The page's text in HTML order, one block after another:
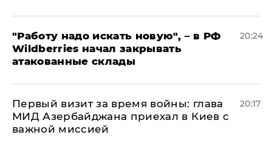
"Работу надо искать новую", – в РФ
Wildberries начал закрывать
атакованные склады
20:24
Первый визит за время войны: глава
МИД Азербайджана приехал в Киев с
важной миссией
20:17